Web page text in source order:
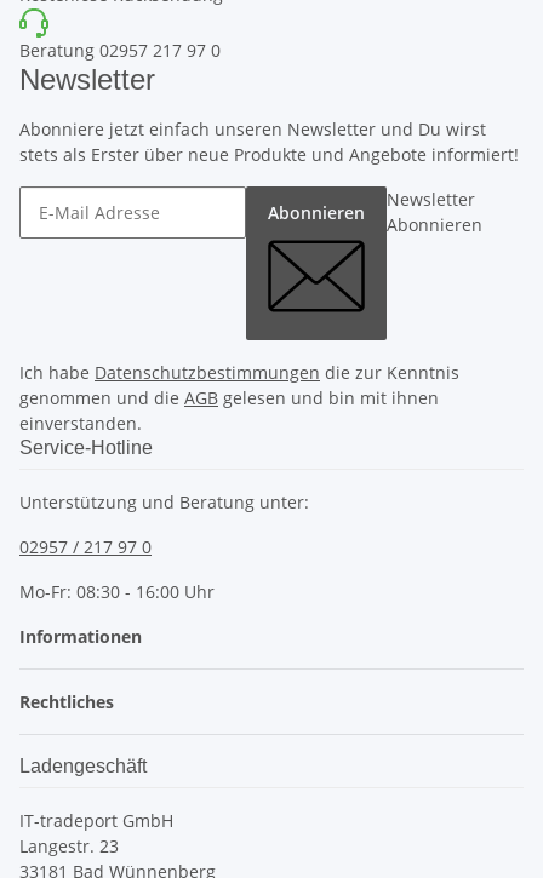
Beratung 02957 217 97 0
Newsletter
Abonniere jetzt einfach unseren Newsletter und Du wirst
stets als Erster über neue Produkte und Angebote informiert!
Abonnieren
Newsletter
Abonnieren
Ich habe Datenschutzbestimmungen die zur Kenntnis
genommen und die AGB gelesen und bin mit ihnen
einverstanden.
Service-Hotline
Unterstützung und Beratung unter:
02957 / 217 97 0
Mo-Fr: 08:30 - 16:00 Uhr
Informationen
Rechtliches
Ladengeschäft
IT-tradeport GmbH
Langestr. 23
33181 Bad Wünnenberg